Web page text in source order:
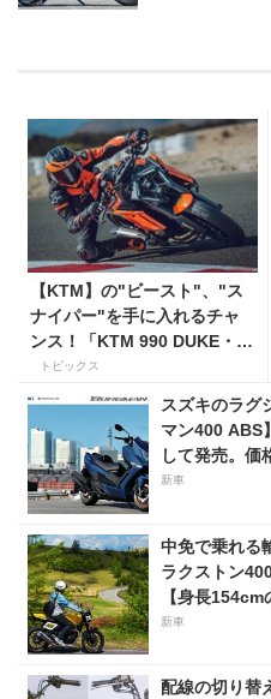
【KTM】の"ビースト"、"ス
ナイパー"を手に入れるチャ
ンス！「KTM 990 DUKE・
KTM 1390 SUPER DUKE R
トピックス
スズキのラグ
マン400 ABS
して発売。価
新車
中免で乗れる
ラクストン
【身長154cm
新車
配線の切り替